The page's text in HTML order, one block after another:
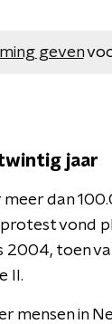
geven
jaar
dan
vond
toen
II.
mensen in